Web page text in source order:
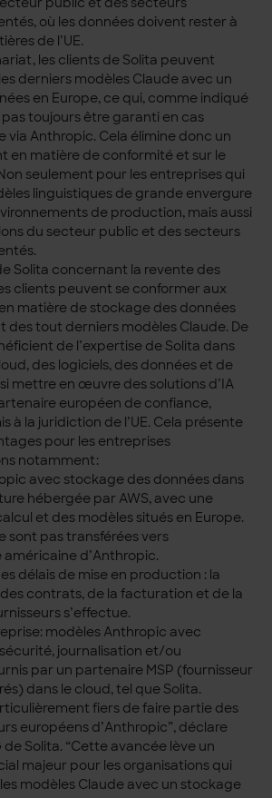
où les données doivent rester à
de l’UE.
les clients de Solita peuvent
derniers modèles Claude avec un
en Europe, ce qui, comme indiqué
toujours être garanti en cas
via Anthropic. Cela élimine donc un
en matière de conformité et sur le
seulement pour les entreprises qui
linguistiques de grande envergure
de production, mais aussi
du secteur public et des secteurs
Solita concernant la revente des
clients peuvent se conformer aux
en matière de stockage des données
des tout derniers modèles Claude. De
de l’expertise de Solita dans
des logiciels, des données et de
mettre en œuvre des solutions d’IA
européen de confiance,
à la juridiction de l’UE. Cela présente
pour les entreprises
notamment:
avec stockage des données dans
hébergée par AWS, avec une
et des modèles situés en Europe.
sont pas transférées vers
américaine d’Anthropic.
délais de mise en production : la
contrats, de la facturation et de la
s’effectue.
modèles Anthropic avec
journalisation et/ou
par un partenaire MSP (fournisseur
dans le cloud, tel que Solita.
fiers de faire partie des
européens d’Anthropic”, déclare
de Solita. “Cette avancée lève un
majeur pour les organisations qui
modèles Claude avec un stockage